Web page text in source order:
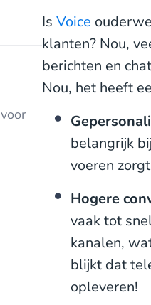
Is Voice
klanten? Nou,
berichten en
Nou, het heeft
belangrijk
voeren
Hogere
vaak tot
kanalen,
blijkt dat
opleveren!